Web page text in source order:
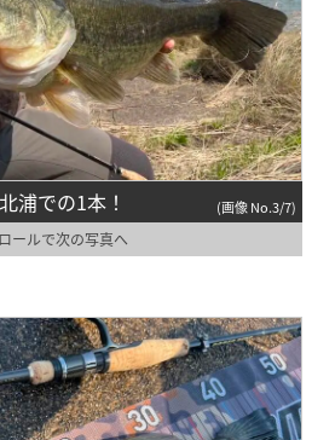
浦での1本！ (画像 No.3/7)
ールで次の写真へ